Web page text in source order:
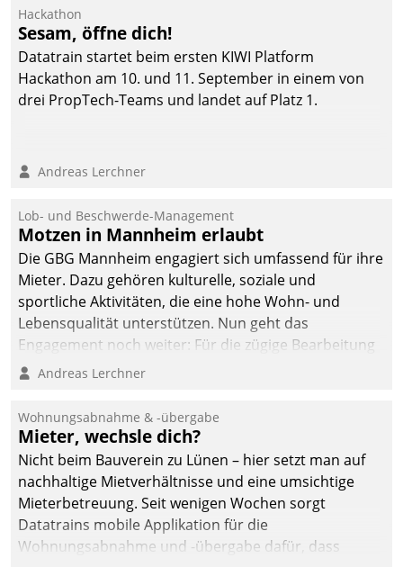
Ressort Kapitalanlage für
künftige Aufgaben und
Herausforderungen
gerüstet.
Hackathon
Sesam, öffne dich!
Datatrain startet beim ersten KIWI Platform
Hackathon am 10. und 11. September in einem von
drei PropTech-Teams und landet auf Platz 1.
Andreas Lerchner
Lob- und Beschwerde-Management
Motzen in Mannheim erlaubt
Die GBG Mannheim engagiert sich umfassend für ihre
Mieter. Dazu gehören kulturelle, soziale und
sportliche Aktivitäten, die eine hohe Wohn- und
Lebensqualität unterstützen. Nun geht das
Engagement noch weiter: Für die zügige Bearbeitung
von Beschwerden – oder Lob – richtet das
und Beschwerde-Management einen eigenen Kanal
ein.
Andreas Lerchner
Wohnungsabnahme & -übergabe
Mieter, wechsle dich?
Nicht beim Bauverein zu Lünen – hier setzt man auf
nachhaltige Mietverhältnisse und eine umsichtige
Mieterbetreuung. Seit wenigen Wochen sorgt
Datatrains mobile Applikation für die
Wohnungsabnahme und -übergabe dafür, dass